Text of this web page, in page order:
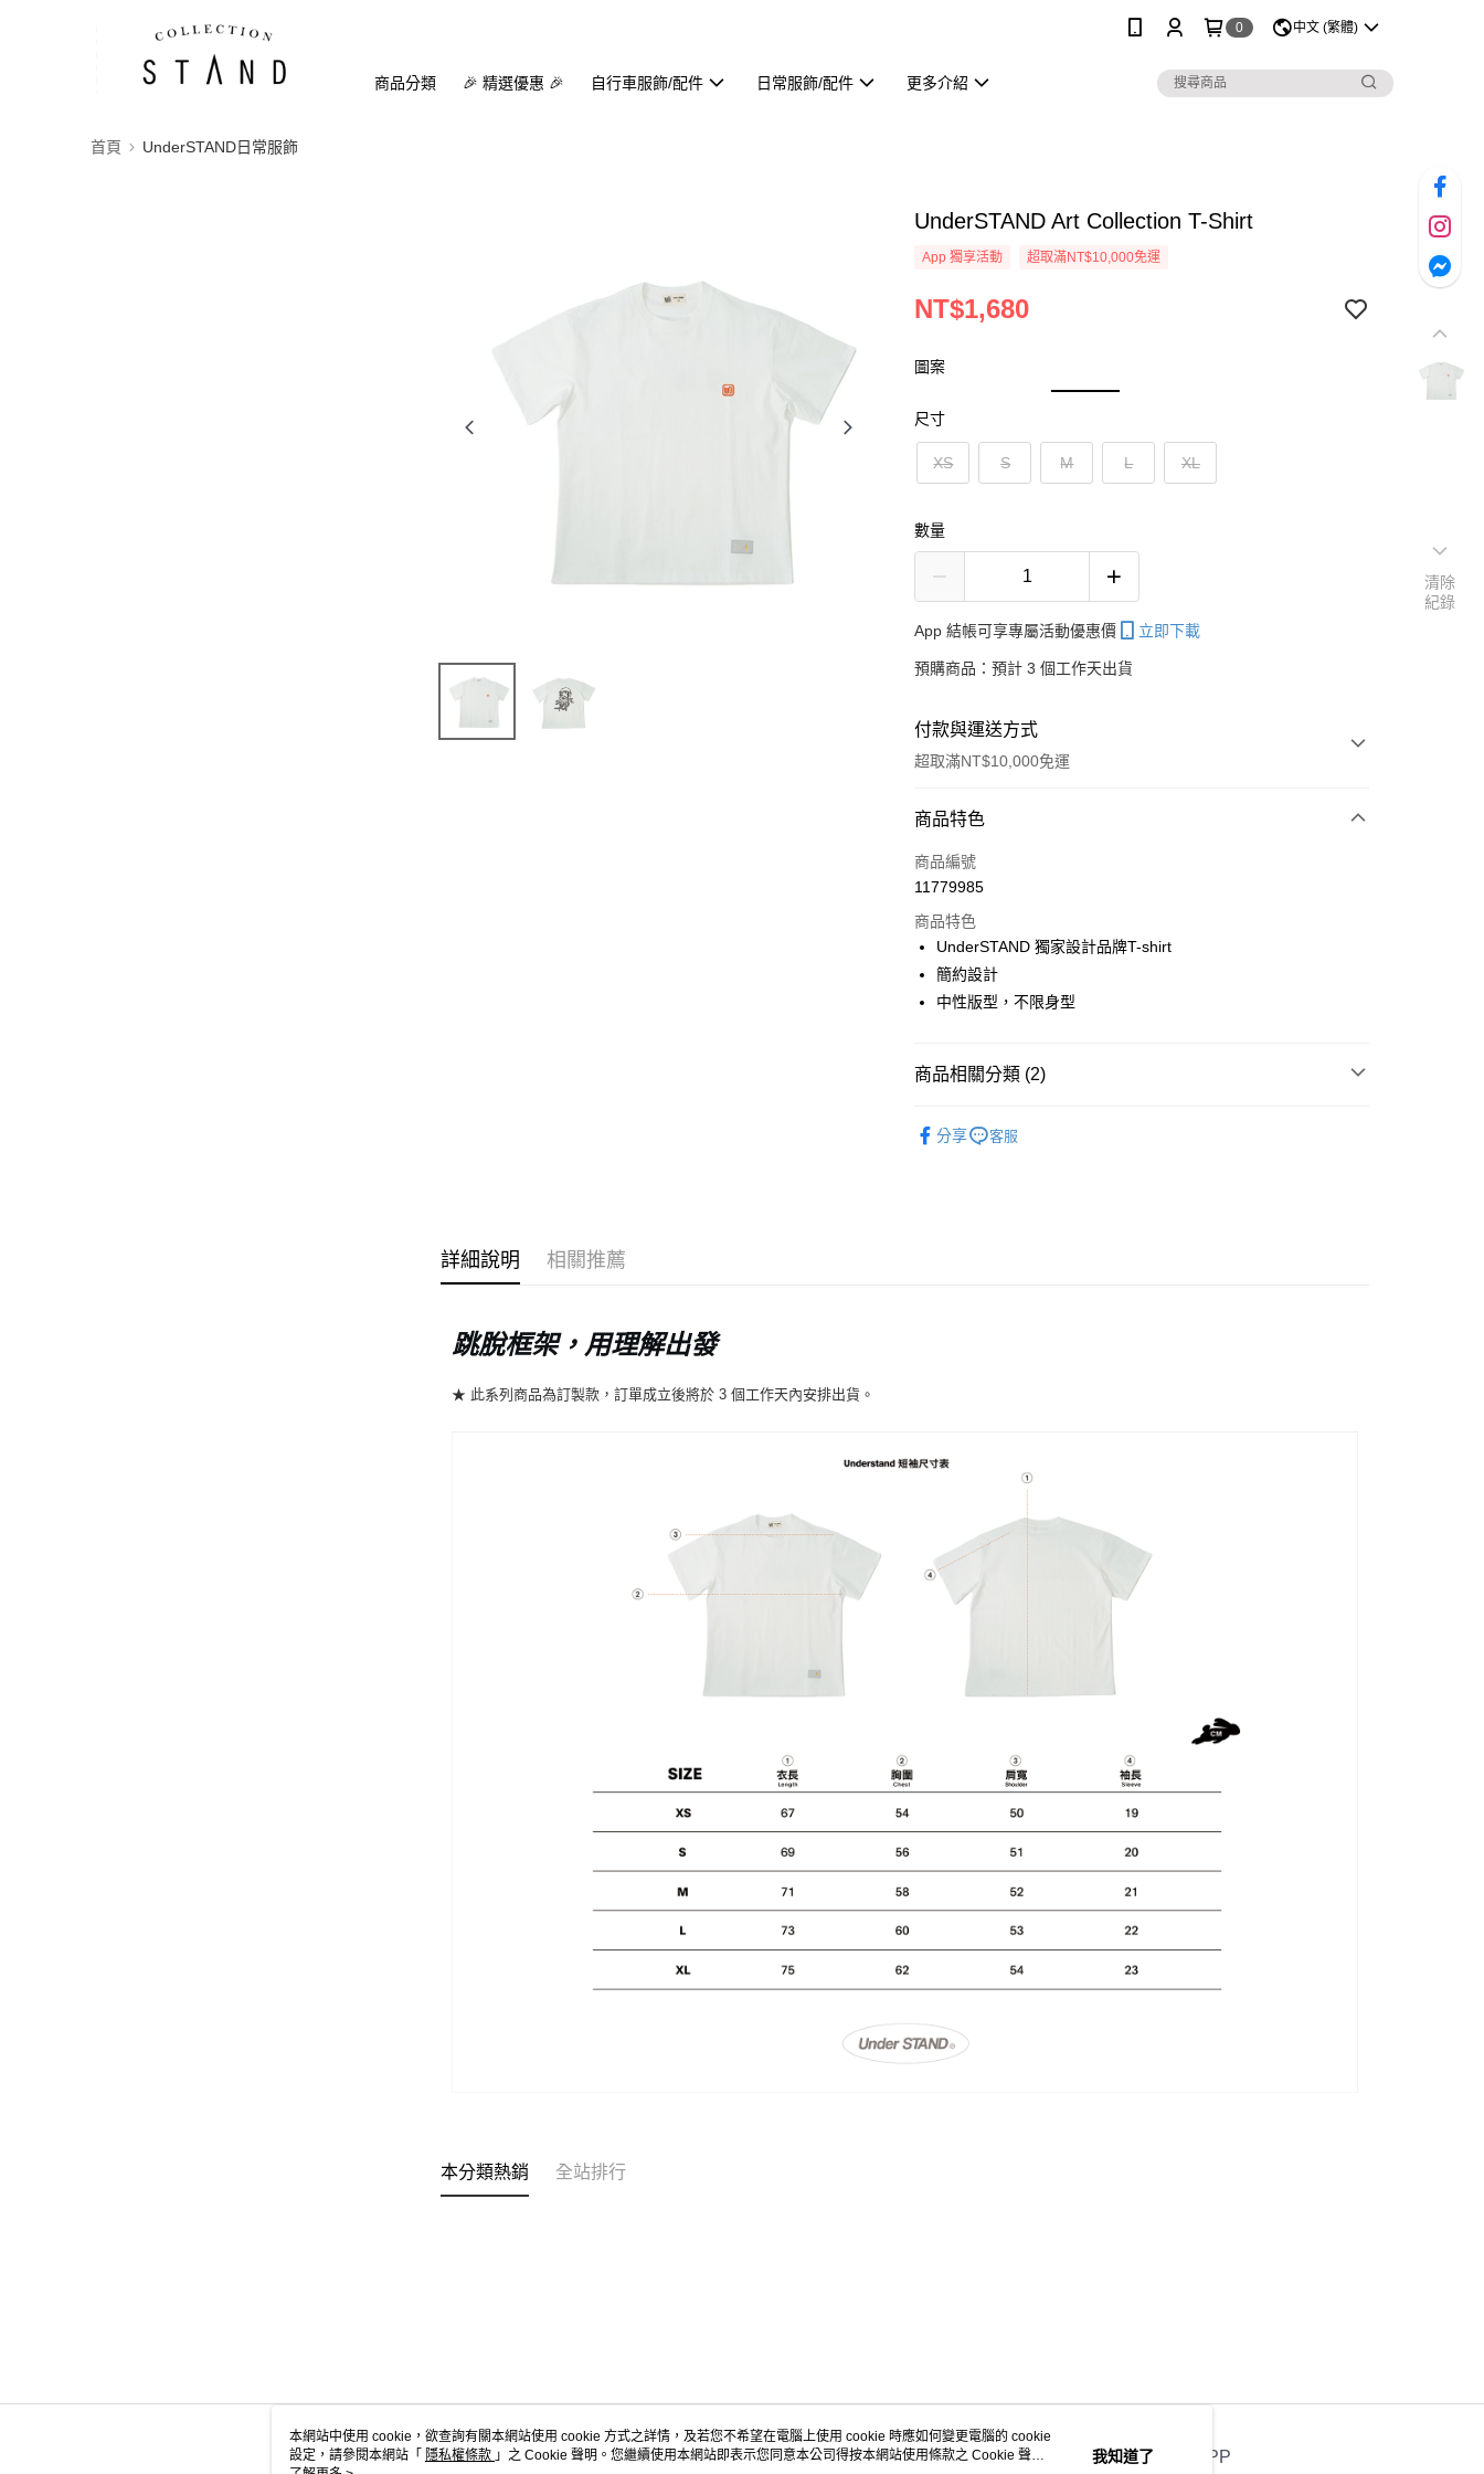
0 中文 (繁體)
商品分類 🎉 精選優惠 🎉 自行車服飾/配件 日常服飾/配件 更多介紹
首頁 UnderSTAND日常服飾
UnderSTAND Art Collection T-Shirt
App 獨享活動 超取滿NT$10,000免運
NT$1,680
圖案
尺寸
XS S M L XL
數量
App 結帳可享專屬活動優惠價 立即下載
預購商品：預計 3 個工作天出貨
付款與運送方式
超取滿NT$10,000免運
付款方式
信用卡一次付款
LINE Pay
Apple Pay
全家店到店
商品特色
商品編號
11779985
商品特色
UnderSTAND 獨家設計品牌T-shirt
簡約設計
中性版型，不限身型
商品相關分類 (2)
分享 客服
詳細說明 相關推薦
跳脫框架，用理解出發
★ 此系列商品為訂製款，訂單成立後將於 3 個工作天內安排出貨。
本分類熱銷 全站排行
關於我們 客服資訊 官方APP
清除
紀錄
本網站中使用 cookie，欲查詢有關本網站使用 cookie 方式之詳情，及若您不希望在電腦上使用 cookie 時應如何變更電腦的 cookie
設定，請參閱本網站「 隱私權條款 」之 Cookie 聲明。您繼續使用本網站即表示您同意本公司得按本網站使用條款之 Cookie 聲明
我知道了